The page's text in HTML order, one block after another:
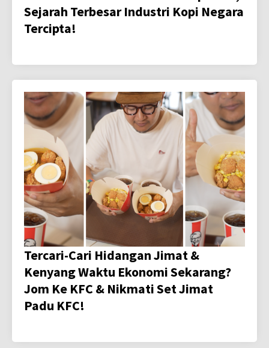
Sejarah Terbesar Industri Kopi Negara
Tercipta!
Tercari-Cari Hidangan Jimat &
Kenyang Waktu Ekonomi Sekarang?
Jom Ke KFC & Nikmati Set Jimat
Padu KFC!